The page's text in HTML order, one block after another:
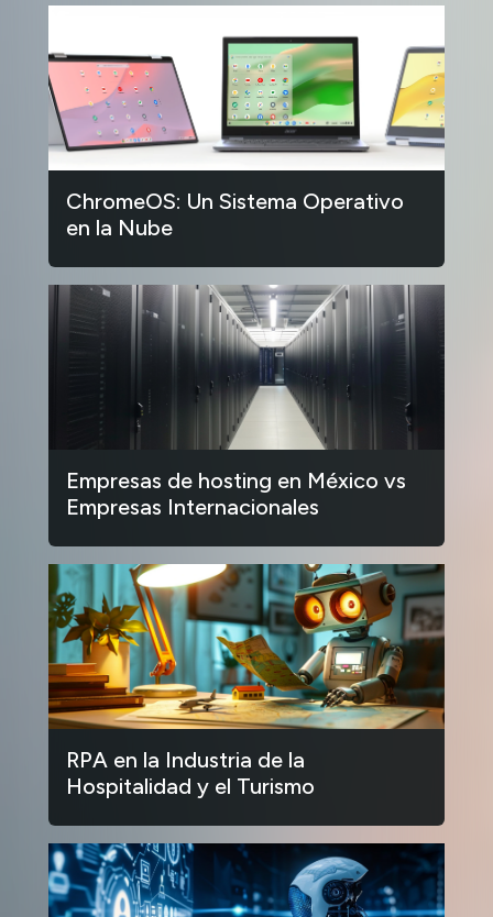
ChromeOS: Un Sistema Operativo
en la Nube
Empresas de hosting en México vs
Empresas Internacionales
RPA en la Industria de la
Hospitalidad y el Turismo